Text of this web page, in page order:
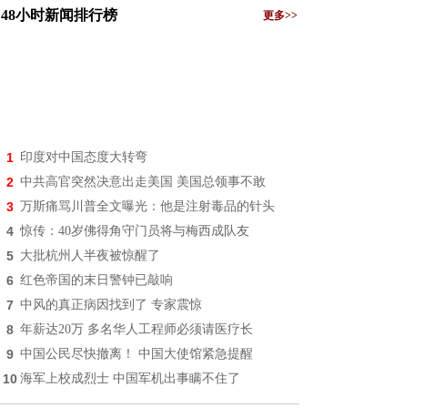
48小时新闻排行榜 更多>>
1 印度对中国态度大转弯
2 中共高官突然决意出走美国 美国总领事不敢
3 万斯痛骂川普全文曝光：他是注射毒品的针头
4 惊传：40岁佛得角守门员将与梅西成队友
5 大批杭州人半夜被惊醒了
6 红色帝国的末日警钟已敲响
7 中风的真正病因找到了 专家震惊
8 年薪达20万 多名华人工程师必须请医疗长
9 中国公民尽快撤离！ 中国大使馆紧急提醒
10 海军上校成烈士 中国军机出事瞒不住了